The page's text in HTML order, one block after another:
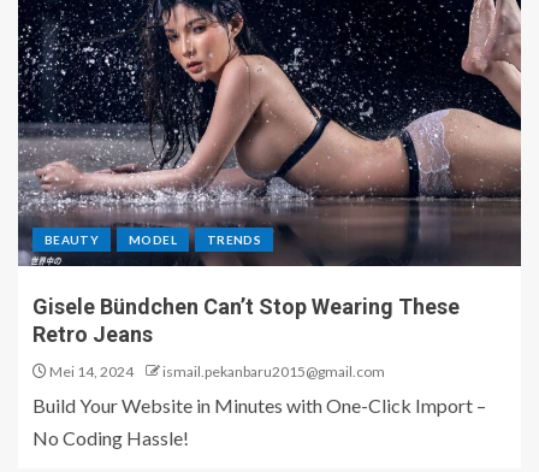
BEAUTY MODEL TRENDS
Gisele Bündchen Can’t Stop Wearing These
Retro Jeans
Mei 14, 2024 ismail.pekanbaru2015@gmail.com
Build Your Website in Minutes with One-Click Import –
No Coding Hassle!